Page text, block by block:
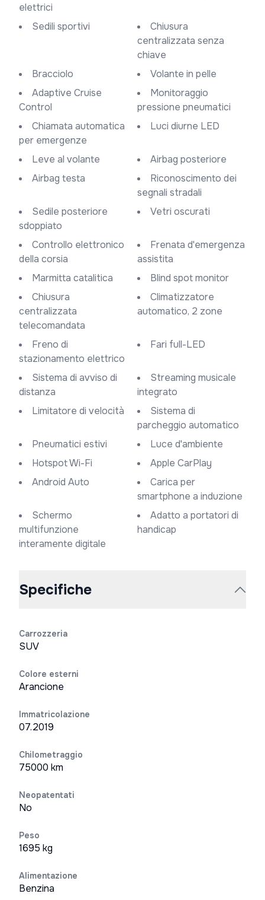
elettrici
Sedili sportivi
Chiusura
centralizzata senza
chiave
Bracciolo
Volante in pelle
Adaptive Cruise
Control
Monitoraggio
pressione pneumatici
Chiamata automatica
per emergenze
Luci diurne LED
Leve al volante
Airbag posteriore
Airbag testa
Riconoscimento dei
segnali stradali
Sedile posteriore
sdoppiato
Vetri oscurati
Controllo elettronico
della corsia
Frenata d'emergenza
assistita
Marmitta catalitica
Blind spot monitor
Chiusura
centralizzata
telecomandata
Climatizzatore
automatico, 2 zone
Freno di
stazionamento elettrico
Fari full-LED
Sistema di avviso di
distanza
Streaming musicale
integrato
Limitatore di velocità
Sistema di
parcheggio automatico
Pneumatici estivi
Luce d'ambiente
Hotspot Wi-Fi
Apple CarPlay
Android Auto
Carica per
smartphone a induzione
Schermo
multifunzione
interamente digitale
Adatto a portatori di
handicap
Specifiche
Carrozzeria
SUV
Colore esterni
Arancione
Immatricolazione
07.2019
Chilometraggio
75000 km
Neopatentati
No
Peso
1695 kg
Alimentazione
Benzina